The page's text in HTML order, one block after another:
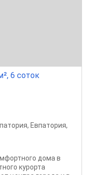
6 соток
, Евпатория,
дома в
курорта